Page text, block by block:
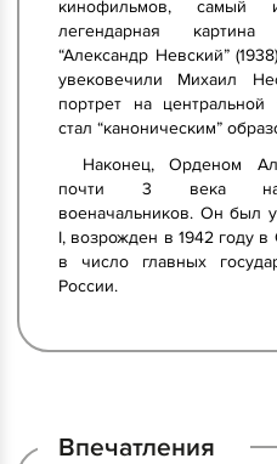
кинофильмов,
легендарная
“Александр Невский”
увековечили Михаил
портрет на центральной
стал “каноническим”
Наконец, Орденом
почти 3 века
военачальников. Он был
I, возрожден в 1942 году
в число главных
России.
Впечатления